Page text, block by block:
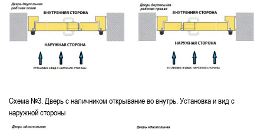
Схема №3. Дверь с наличником открывание во внутрь. Установка и вид с
наружной стороны